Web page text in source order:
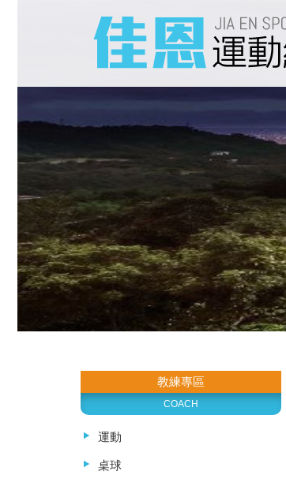
教練專區
COACH
運動
桌球